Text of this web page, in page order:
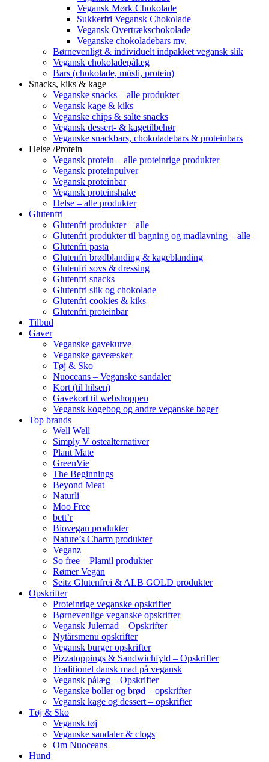
Vegansk Mørk Chokolade
Sukkerfri Vegansk Chokolade
Vegansk Overtrækschokolade
Veganske chokoladebars mv.
Børnevenligt & individuelt indpakket vegansk slik
Vegansk chokoladepålæg
Bars (chokolade, müsli, protein)
Snacks, kiks & kage
Veganske snacks – alle produkter
Vegansk kage & kiks
Veganske chips & salte snacks
Vegansk dessert- & kagetilbehør
Veganske snackbars, chokoladebars & proteinbars
Helse /Protein
Vegansk protein – alle proteinrige produkter
Vegansk proteinpulver
Vegansk proteinbar
Vegansk proteinshake
Helse – alle produkter
Glutenfri
Glutenfri produkter – alle
Glutenfri produkter til bagning og madlavning – alle
Glutenfri pasta
Glutenfri brødblanding & kageblanding
Glutenfri sovs & dressing
Glutenfri snacks
Glutenfri slik og chokolade
Glutenfri cookies & kiks
Glutenfri proteinbar
Tilbud
Gaver
Veganske gavekurve
Veganske gaveæsker
Tøj & Sko
Nuoceans – Veganske sandaler
Kort (til hilsen)
Gavekort til webshoppen
Vegansk kogebog og andre veganske bøger
Top brands
Well Well
Simply V ostealternativer
Plant Mate
GreenVie
The Beginnings
Beyond Meat
Naturli
Moo Free
bett’r
Biovegan produkter
Nature’s Charm produkter
Veganz
So free – Plamil produkter
Rømer Vegan
Seitz Glutenfrei & ALB GOLD produkter
Opskrifter
Proteinrige veganske opskrifter
Børnevenlige veganske opskrifter
Vegansk Julemad – Opskrifter
Nytårsmenu opskrifter
Vegansk burger opskrifter
Pizzatoppings & Sandwichfyld – Opskrifter
Traditionel dansk mad på vegansk
Vegansk pålæg – Opskrifter
Veganske boller og brød – opskrifter
Vegansk kage og dessert – opskrifter
Tøj & Sko
Vegansk tøj
Veganske sandaler & clogs
Om Nuoceans
Hund